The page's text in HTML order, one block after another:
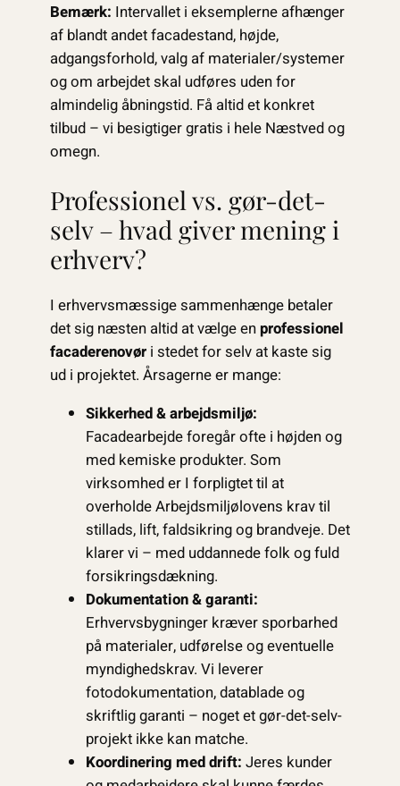
Bemærk: Intervallet i eksemplerne afhænger
af blandt andet facade­stand, højde,
adgangsforhold, valg af materialer/systemer
og om arbejdet skal udføres uden for
almindelig åbningstid. Få altid et konkret
tilbud – vi besigtiger gratis i hele Næstved og
omegn.
Professionel vs. gør-det-
selv – hvad giver mening i
erhverv?
I erhvervsmæssige sammenhænge betaler
det sig næsten altid at vælge enprofessionel
facaderenovøri stedet for selv at kaste sig
ud i projektet. Årsagerne er mange:
Sikkerhed & arbejdsmiljø:
Facadearbejde foregår ofte i højden og
med kemiske produkter. Som
virksomhed er I forpligtet til at
overholde Arbejdsmiljølovens krav til
stillads, lift, faldsikring og brandveje. Det
klarer vi – med uddannede folk og fuld
forsikringsdækning.
Dokumentation & garanti:
Erhvervsbygninger kræver sporbarhed
på materialer, udførelse og eventuelle
myndighedskrav. Vi leverer
fotodokumentation, datablade og
skriftlig garanti – noget et gør-det-selv-
projekt ikke kan matche.
Koordinering med drift: Jeres kunder